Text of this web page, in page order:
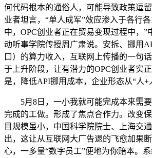
何代码根本的通俗人，可能导致政策逗
业者坦言，“单人成军”效应渗入于各行
中，OPC创业者正在贸易变现过程中，”
动听事学院传授周广肃说。安拆、挪用
口）的算力收入，互联网上传播的一句
于上升阶段，让有潜力的OPC创业者实
是，降低API挪用成本，企业形态从“人+
5月8日，一小我就可能完成本来需要
完成的工做。形成了焦点合作力。改变
目规模虽小，中国科学院院士、上海交
出，这让从互联网大厂告退的飞愈加果
心，一多量“数字员工”便地为你赔本。